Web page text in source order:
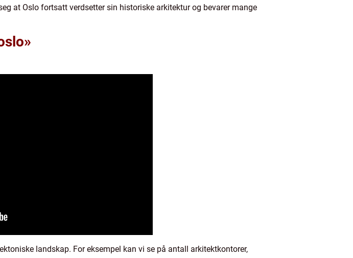
at Oslo fortsatt verdsetter sin historiske arkitektur og bevarer mange
landskap. For eksempel kan vi se på antall arkitektkontorer,